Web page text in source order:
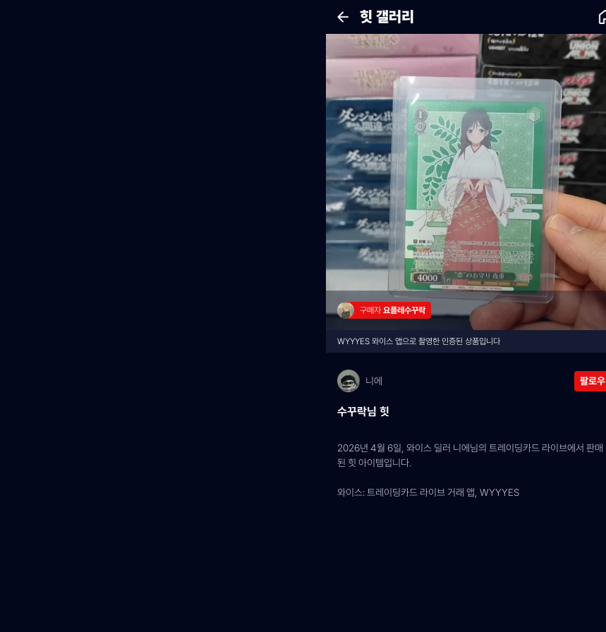
힛 갤러리
구매자 요플레수꾸락
WYYYES 와이스 앱으로 촬영한 인증된 상품입니다
니에 팔로우
수꾸락님 힛
2026년 4월 6일, 와이스 딜러 니에님의 트레이딩카드 라이브에서 판매
된 힛 아이템입니다.
와이스: 트레이딩카드 라이브 거래 앱, WYYYES